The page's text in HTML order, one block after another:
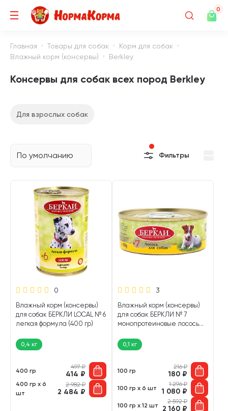
0
Главная Товары для собак
Корм для собак
Влажный корм (консервы)
Berkley
Консервы для собак всех пород Berkley
Для взрослых собак
По умолчанию Фильтры
0
Влажный корм (консервы)
для собак БЕРКЛИ LOCAL № 6
легкая формула (400 гр)
0,4 кг
400 гр
497₽
414 ₽
400 гр х 6
шт
2 982₽
2 484 ₽
3
Влажный корм (консервы)
для собак БЕРКЛИ № 7
монопротеиновые лосось
0,1 кг
100 гр
216₽
180 ₽
100 гр х 6 шт
1 296₽
1 080 ₽
100 гр х 12 шт
2 592₽
2 160 ₽